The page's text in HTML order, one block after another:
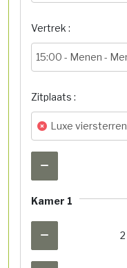
Vertrek :
15:00 - Menen -
Zitplaats :
Luxe
Kamer 1